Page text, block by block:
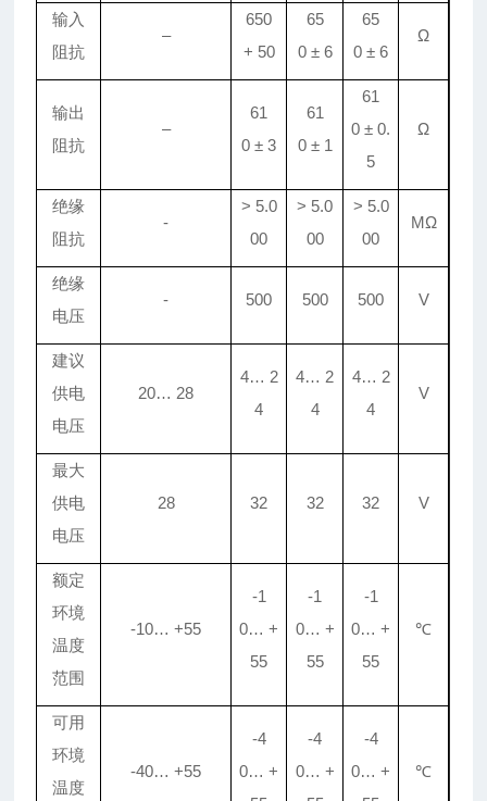
输入
阻抗
–
650
+ 50
65
0 ±6
65
0± 6
Ω
输出
阻抗
–
61
0± 3
61
0 ±1
61
0± 0.
5
Ω
绝缘
阻抗
-
> 5.0
00
> 5.0
00
> 5.0
00
MΩ
绝缘
电压
- 500 500 500 V
建议
供电
电压
20… 28
4… 2
4
4… 2
4
4… 2
4
V
最大
供电
电压
28 32 32 32 V
额定
环境
温度
范围
-10… +55
-1
0… +
55
-1
0… +
55
-1
0… +
55
℃
可用
环境
温度
-40… +55
-4
0… +
-4
0… +
-4
0… +
℃